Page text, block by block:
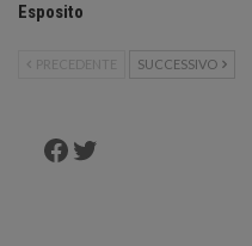
Esposito
PRECEDENTE SUCCESSIVO
Facebook
Twitter